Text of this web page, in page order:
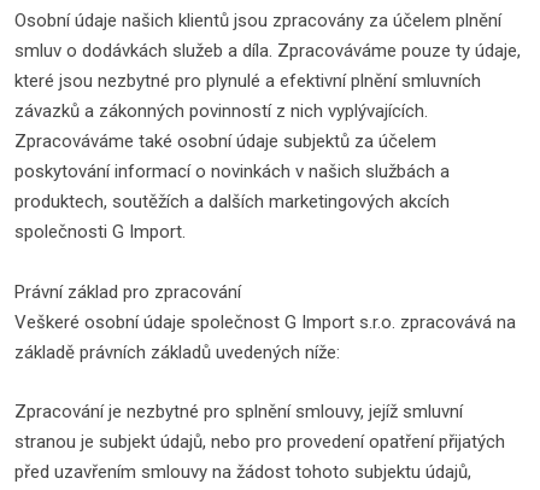
Osobní údaje našich klientů jsou zpracovány za účelem plnění
smluv o dodávkách služeb a díla. Zpracováváme pouze ty údaje,
které jsou nezbytné pro plynulé a efektivní plnění smluvních
závazků a zákonných povinností z nich vyplývajících.
Zpracováváme také osobní údaje subjektů za účelem
poskytování informací o novinkách v našich službách a
produktech, soutěžích a dalších marketingových akcích
společnosti G Import.
Právní základ pro zpracování
Veškeré osobní údaje společnost G Import s.r.o. zpracovává na
základě právních základů uvedených níže:
Zpracování je nezbytné pro splnění smlouvy, jejíž smluvní
stranou je subjekt údajů, nebo pro provedení opatření přijatých
před uzavřením smlouvy na žádost tohoto subjektu údajů,